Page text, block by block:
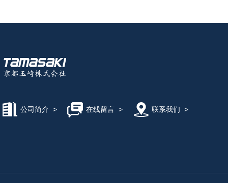
公司简介 > 在线留言> 联系我们 >